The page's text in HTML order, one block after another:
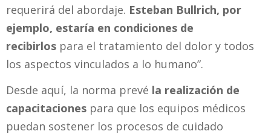
requerirá del abordaje. Esteban Bullrich, por
ejemplo, estaría en condiciones de
recibirlos para el tratamiento del dolor y todos
los aspectos vinculados a lo humano”.
Desde aquí, la norma prevé la realización de
capacitaciones para que los equipos médicos
puedan sostener los procesos de cuidado